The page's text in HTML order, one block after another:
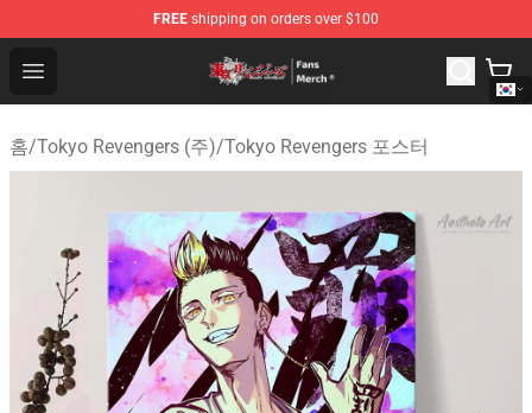
FREE shipping on orders over $100
Open menu
Tokyo Revengers Store - Official Tokyo Revengers
홈/Tokyo Revengers (주)/Tokyo Revengers 포스터